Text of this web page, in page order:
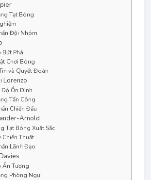
Tạt Bóng
Đội Nhóm
Bứt Phá
Chơi Bóng
và Quyết Đoán
Lorenzo
Độ Ổn Định
Tấn Công
Chiến Đấu
Arnold
Tạt Bóng Xuất Sắc
Chiến Thuật
Lãnh Đạo
Ấn Tượng
Phòng Ngự